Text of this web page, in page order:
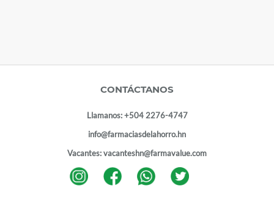
CONTÁCTANOS
Llamanos:+504 2276-4747
info@farmaciasdelahorro.hn
Vacantes:vacanteshn@farmavalue.com